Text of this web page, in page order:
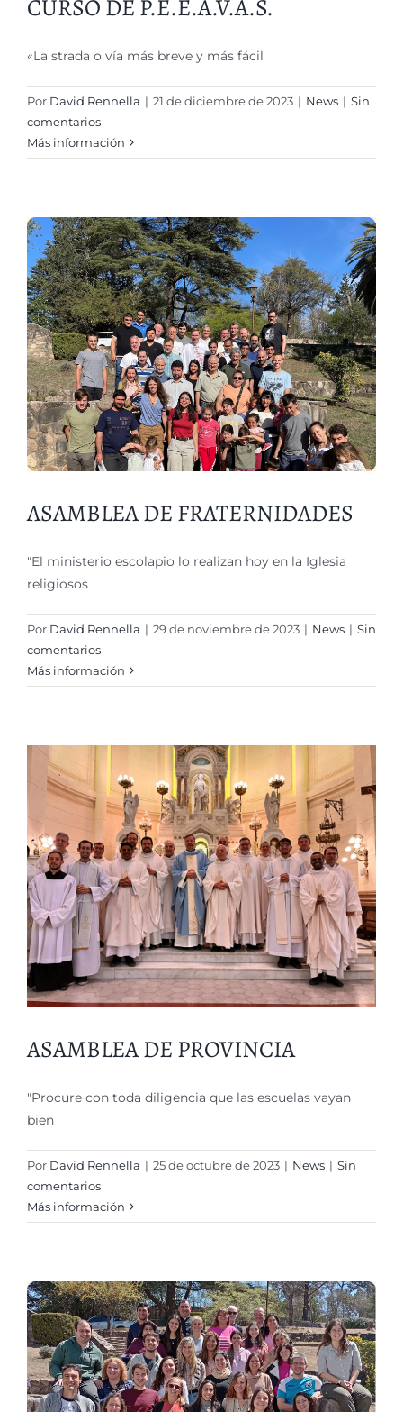
CURSO DE P.E.E.A.V.A.S.
«La strada o vía más breve y más fácil
Por David Rennella | 21 de diciembre de 2023 | News | Sin
comentarios
Más información
ASAMBLEA DE FRATERNIDADES
"El ministerio escolapio lo realizan hoy en la Iglesia
religiosos
Por David Rennella | 29 de noviembre de 2023 | News | Sin
comentarios
Más información
ASAMBLEA DE PROVINCIA
"Procure con toda diligencia que las escuelas vayan
bien
Por David Rennella | 25 de octubre de 2023 | News | Sin
comentarios
Más información